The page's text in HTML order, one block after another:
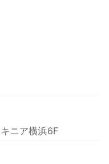
ニア横浜6F